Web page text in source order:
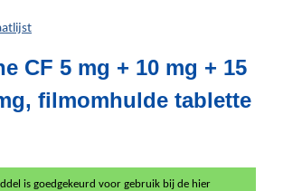
CF 5 mg + 10 mg + 15
filmomhulde tablette
is goedgekeurd voor gebruik bij de hier